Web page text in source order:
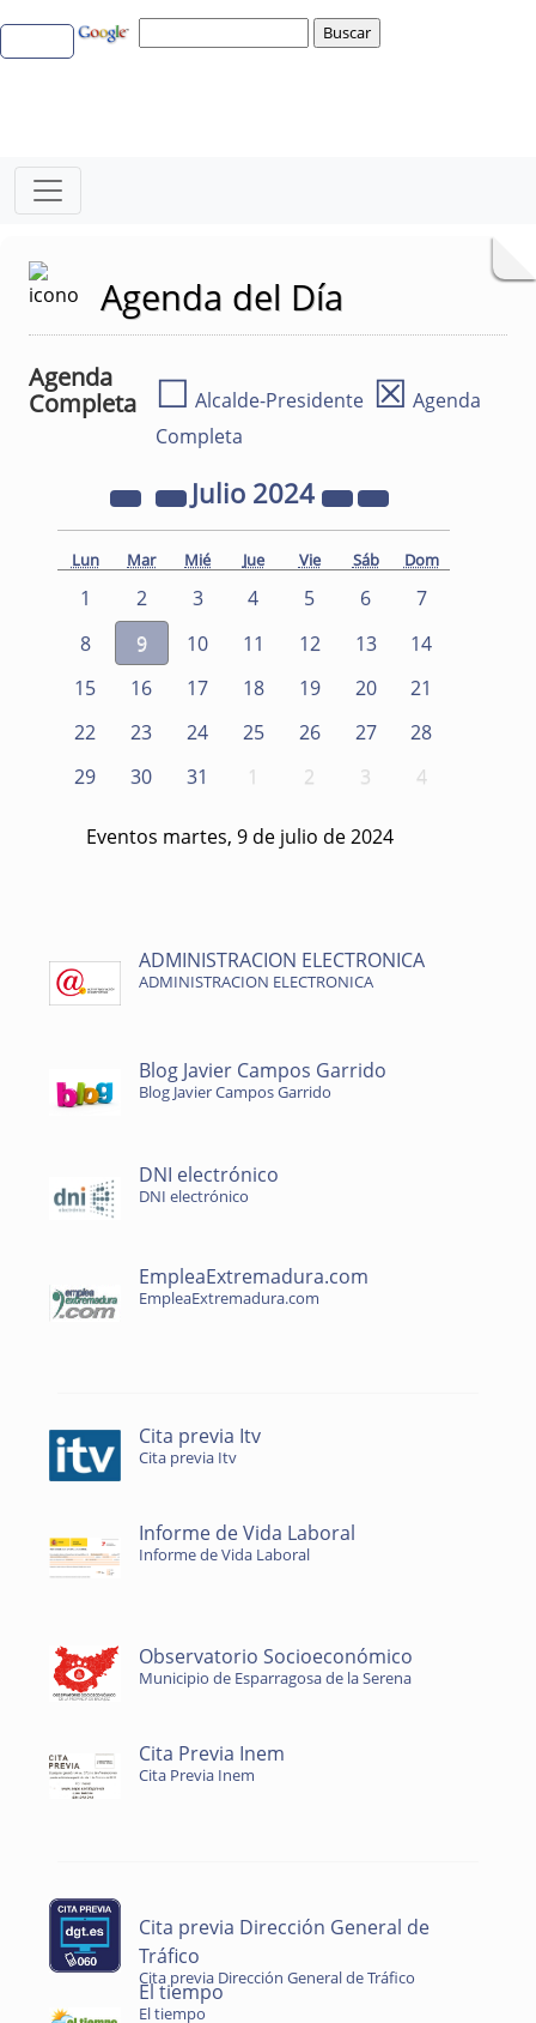
Agenda del Día
Agenda
Completa
☐ Alcalde-Presidente ☒ Agenda
Completa
Julio 2024
Lun Mar Mié Jue Vie Sáb Dom
1 2 3 4 5 6
7
8
9 10 11 12 13
14
15
16 17 18 19 20
21
22
23 24 25 26 27
28
29
30 31 1 2 3 4
Eventos martes, 9 de julio de 2024
ADMINISTRACION ELECTRONICA
ADMINISTRACION ELECTRONICA
Blog Javier Campos Garrido
Blog Javier Campos Garrido
DNI electrónico
DNI electrónico
EmpleaExtremadura.com
EmpleaExtremadura.com
Cita previa Itv
Cita previa Itv
Informe de Vida Laboral
Informe de Vida Laboral
Observatorio Socioeconómico
Municipio de Esparragosa de la Serena
Cita Previa Inem
Cita Previa Inem
Cita previa Dirección General de
Tráfico
Cita previa Dirección General de Tráfico
El tiempo
El tiempo